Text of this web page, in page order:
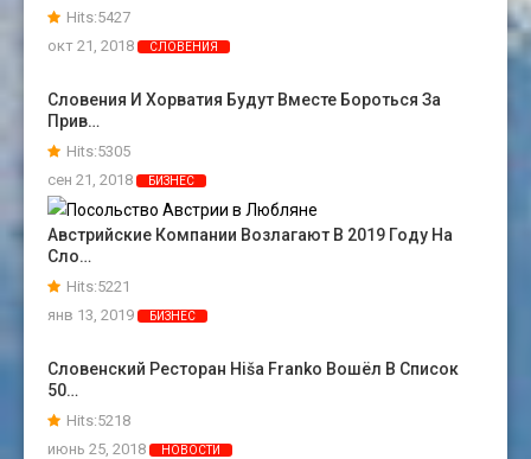
Hits:5427
окт 21, 2018
СЛОВЕНИЯ
Словения И Хорватия Будут Вместе Бороться За
Прив…
Hits:5305
сен 21, 2018
БИЗНЕС
Австрийские Компании Возлагают В 2019 Году На
Сло…
Hits:5221
янв 13, 2019
БИЗНЕС
Словенский Ресторан Hiša Franko Вошёл В Список
50…
Hits:5218
июнь 25, 2018
НОВОСТИ